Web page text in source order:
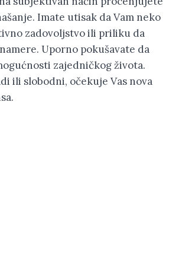
Imate utisak da Vam neko
zadovoljstvo ili priliku da
Uporno pokušavate da
zajedničkog života.
ili slobodni, očekuje Vas nova